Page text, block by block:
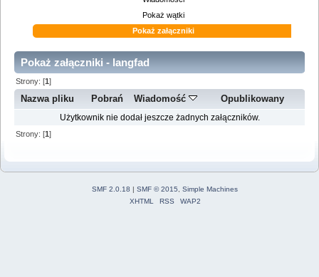
Pokaż wątki
Pokaż załączniki
Pokaż załączniki - langfad
Strony: [1]
Nazwa pliku Pobrań Wiadomość Opublikowany
Użytkownik nie dodał jeszcze żadnych załączników.
Strony: [1]
SMF 2.0.18 | SMF © 2015
Simple Machines
XHTML
RSS WAP2